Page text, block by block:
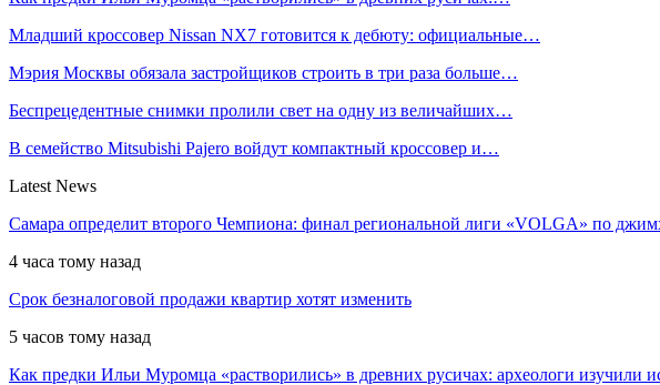
Младший кроссовер Nissan NX7 готовится к дебюту: официальные…
Мэрия Москвы обязала застройщиков строить в три раза больше…
Беспрецедентные снимки пролили свет на одну из величайших…
В семейство Mitsubishi Pajero войдут компактный кроссовер и…
Latest News
Самара определит второго Чемпиона: финал региональной лиги «VOLGA» по
4 часа тому назад
Срок безналоговой продажи квартир хотят изменить
5 часов тому назад
Как предки Ильи Муромца «растворились» в древних русичах: археологи изучили